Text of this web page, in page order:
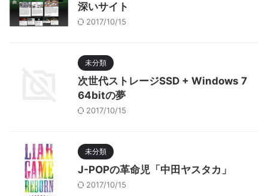
深いサイト
2017/10/15
未分類
次世代ストレージSSD + Windows 7
64bitの夢
2017/10/15
未分類
J-POPの革命児「中田ヤスタカ」
2017/10/15